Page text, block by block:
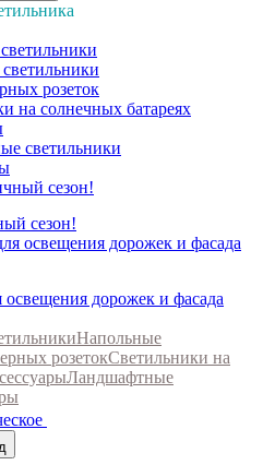
розеток
на солнечных батареях
светильники
сезон!
дорожек и фасада
Напольные
розетокСветильники на
Ландшафтные